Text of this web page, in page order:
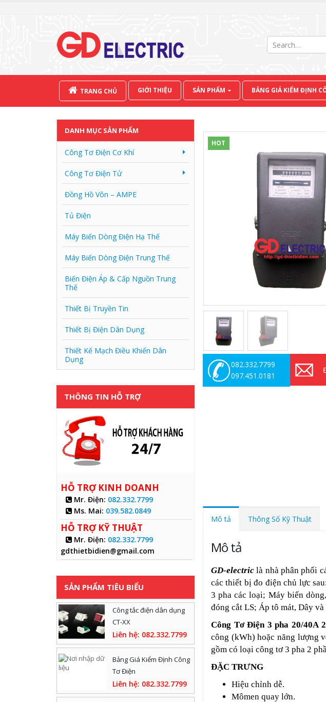
TRANG CHỦ GIỚI THIỆU SẢN PHẨM BẢNG GIÁ KIỂM ĐỊNH
HOT
082.332.7799
097.451.0181
Mô tả Thông Số Kỹ Thuật
Mô tả
GD-electric là nhà phân phối
các thiết bị đo điện chủ lực
3 pha các loại; Máy biến
đóng cắt LS; Áp tô mát, Dây
Công Tơ Điện 3 pha 20/40A
công (kWh) hoặc năng lượng
gồm có loại công tơ 3 pha 2
ĐẶC TRƯNG
Hiệu chỉnh dễ.
Mômen quay lớn.
DANH MỤC SẢN PHẨM
Công Tơ Điện Cơ Khí
Công Tơ Điện Tử
Đồng Hồ Vôn – AMPE
Tủ Điện
Máy Biến Dòng Điện Hạ Thế
Máy Biến Dòng Điện Trung Thế
Biến Điện Áp & Cấp Nguồn Trung
Thế
Thiết Bị Truyền Tin
Thiết Bị Điện Dân Dụng
Thiết Kế Mạch Điều Khiển Dân
Dụng
THÔNG TIN HỖ TRỢ
HỖ TRỢ KINH DOANH
Mr. Điện: 082.332.7799
Ms. Mai: 039.582.0849
HỖ TRỢ KỸ THUẬT
Mr. Điện: 082.332.7799
gdthietbidien@gmail.com
SẢN PHẨM TIÊU BIỂU
Công tắc điện dân dụng
CT-XX
Liên hệ: 082.332.7799
Bảng Giá Kiểm Định Công
Tơ Điện
Liên hệ: 082.332.7799